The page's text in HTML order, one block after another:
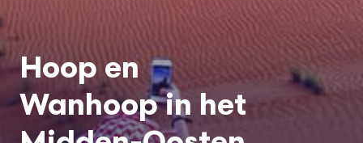
Hoop en
Wanhoop in het